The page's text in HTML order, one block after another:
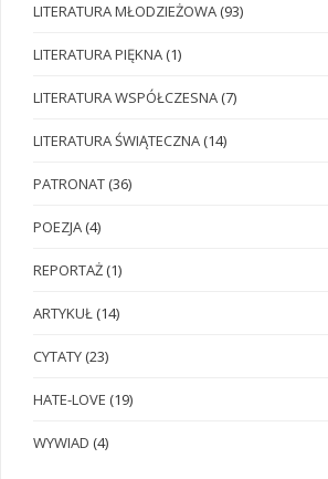
LITERATURA MŁODZIEŻOWA (93)
LITERATURA PIĘKNA (1)
LITERATURA WSPÓŁCZESNA (7)
LITERATURA ŚWIĄTECZNA (14)
PATRONAT (36)
POEZJA (4)
REPORTAŻ (1)
ARTYKUŁ (14)
CYTATY (23)
HATE-LOVE (19)
WYWIAD (4)